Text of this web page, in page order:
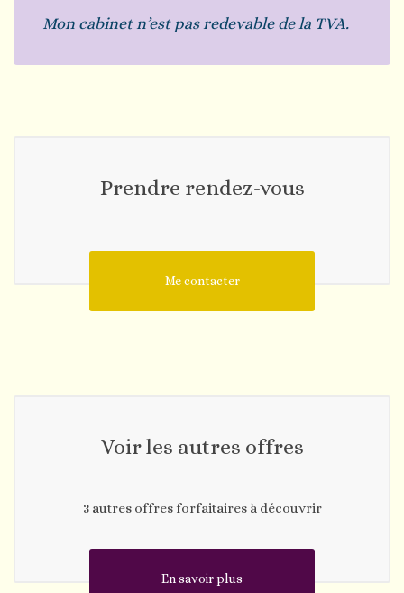
Mon cabinet n’est pas redevable de la TVA.
Prendre rendez-vous
Me contacter
Voir les autres offres
3 autres offres forfaitaires à découvrir
En savoir plus